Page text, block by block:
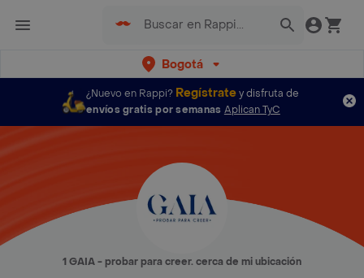
Bogotá
¿Nuevo en Rappi? Regístratey disfruta de
envíos gratis por semanas Aplican TyC
1 GAIA - probar para creer. cerca de mi ubicación